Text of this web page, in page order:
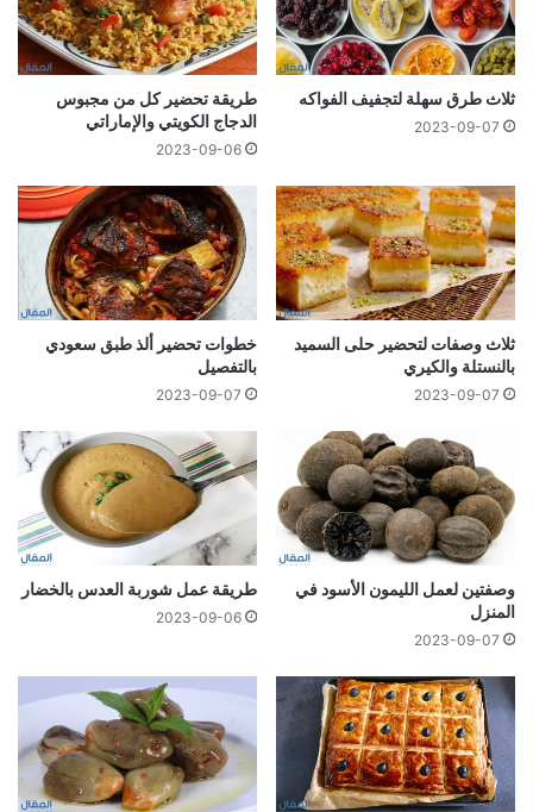
ثلاث طرق سهلة لتجفيف الفواكه
2023-09-07
طريقة تحضير كل من مجبوس
الدجاج الكويتي والإماراتي
2023-09-06
ثلاث وصفات لتحضير حلى السميد
بالنستلة والكيري
2023-09-07
خطوات تحضير ألذ طبق سعودي
بالتفصيل
2023-09-07
وصفتين لعمل الليمون الأسود في
المنزل
2023-09-07
طريقة عمل شوربة العدس بالخضار
2023-09-06